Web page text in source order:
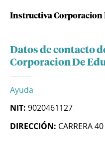
Instructiva Corporacion
Datos de contacto
Corporacion De
Ayuda
NIT: 9020461127
DIRECCIÓN: CARRERA